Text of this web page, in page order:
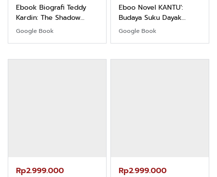
Ebook Biografi Teddy
Kardin: The Shadow
Khight |
Google Book
Eboo Novel KANTU':
Budaya Suku Dayak
Borneo
Google Book
Rp2.999.000 Rp2.999.000